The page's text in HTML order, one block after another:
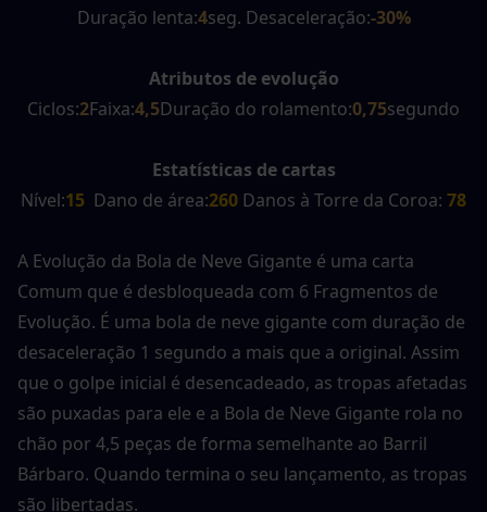
Duração lenta:4seg. Desaceleração:-30%
Atributos de evolução
Ciclos:2Faixa:4,5Duração do rolamento:0,75segundo
Estatísticas de cartas
Nível:15 Dano de área:260 Danos à Torre da Coroa: 78
A Evolução da Bola de Neve Gigante é uma carta
Comum que é desbloqueada com 6 Fragmentos de
Evolução. É uma bola de neve gigante com duração de
desaceleração 1 segundo a mais que a original. Assim
que o golpe inicial é desencadeado, as tropas afetadas
são puxadas para ele e a Bola de Neve Gigante rola no
chão por 4,5 peças de forma semelhante ao Barril
Bárbaro. Quando termina o seu lançamento, as tropas
são libertadas.